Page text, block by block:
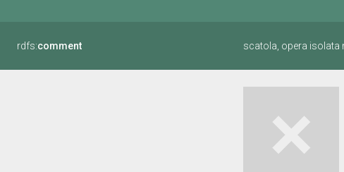
rdfs:comment scatola, opera isolata